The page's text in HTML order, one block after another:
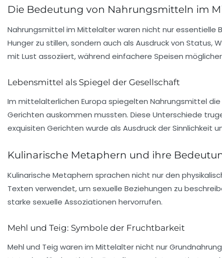
Die Bedeutung von Nahrungsmitteln im
Nahrungsmittel im Mittelalter waren nicht nur essentielle
Hunger zu stillen, sondern auch als Ausdruck von
mit Lust assoziiert, während einfachere Speisen
Lebensmittel als Spiegel der Gesellschaft
Im mittelalterlichen Europa spiegelten Nahrungsmittel
Gerichten auskommen mussten. Diese Unterschiede
exquisiten Gerichten wurde als Ausdruck der Sinnlichkeit
Kulinarische Metaphern und ihre
Kulinarische Metaphern sprachen nicht nur den
Texten verwendet, um sexuelle Beziehungen zu
starke sexuelle Assoziationen hervorrufen.
Mehl und Teig: Symbole der Fruchtbarkeit
Mehl und Teig waren im Mittelalter nicht nur